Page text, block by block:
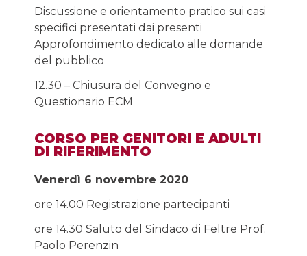
Discussione e orientamento pratico sui casi
specifici presentati dai presenti
Approfondimento dedicato alle domande
del pubblico
12.30 – Chiusura del Convegno e
Questionario ECM
CORSO PER GENITORI E ADULTI
DI RIFERIMENTO
Venerdì 6 novembre 2020
ore 14.00 Registrazione partecipanti
ore 14.30 Saluto del Sindaco di Feltre Prof.
Paolo Perenzin